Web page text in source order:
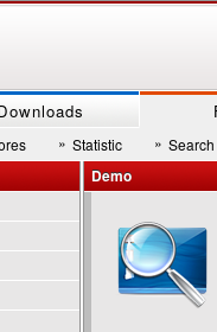
» Statistic » Search
Demo